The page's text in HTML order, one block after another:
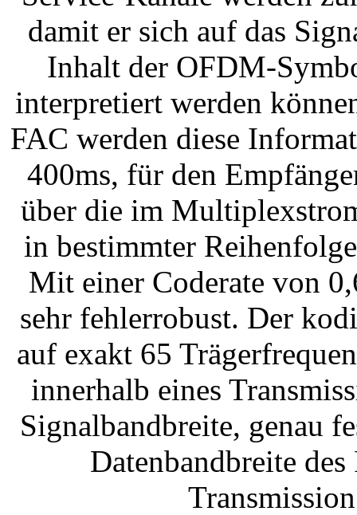
damit er sich auf das
Inhalt der OFDM-
interpretiert werden
FAC werden diese
400ms, für den
über die im
in bestimmter
Mit einer Coderate von
sehr fehlerrobust. Der
auf exakt 65
innerhalb eines
Signalbandbreite, genau
Datenbandbreite